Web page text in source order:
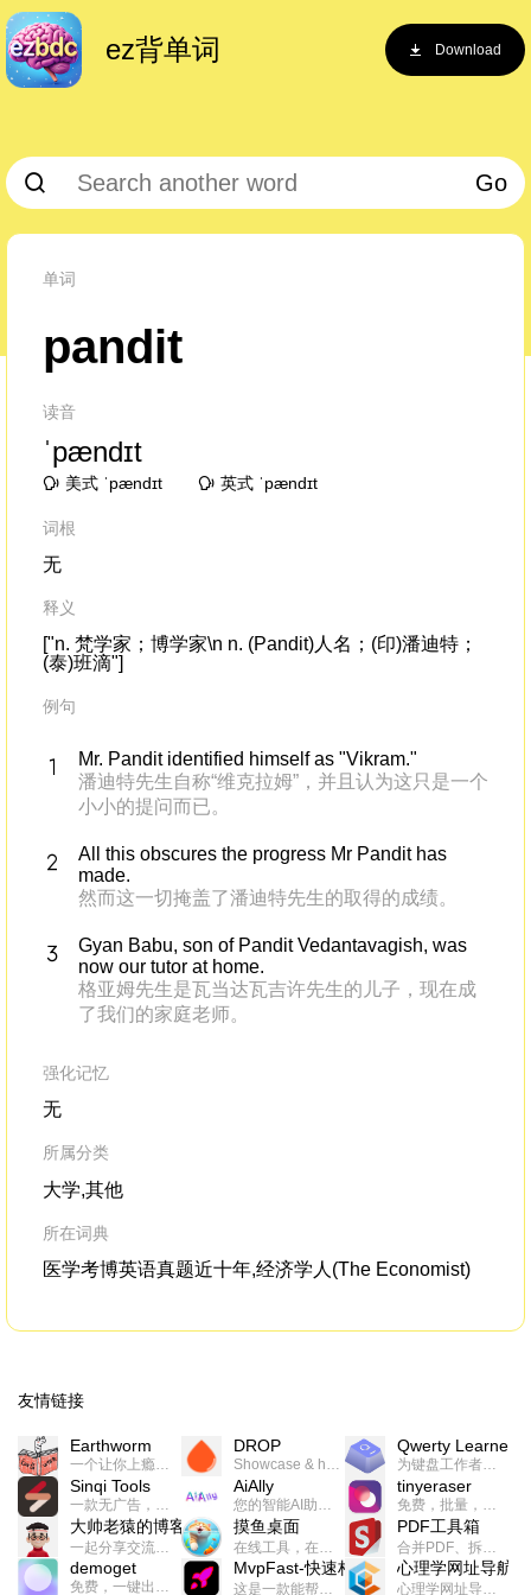
ez背单词 Download
Go
单词
pandit
读音
ˈpændɪt
美式 ˈpændɪt 英式 ˈpændɪt
词根
无
释义
["n. 梵学家；博学家\n n. (Pandit)人名；(印)潘迪特；
(泰)班滴"]
例句
Mr. Pandit identified himself as "Vikram."
潘迪特先生自称“维克拉姆”，并且认为这只是一个
小小的提问而已。
All this obscures the progress Mr Pandit has
made.
然而这一切掩盖了潘迪特先生的取得的成绩。
Gyan Babu, son of Pandit Vedantavagish, was
now our tutor at home.
格亚姆先生是瓦当达瓦吉许先生的儿子，现在成
了我们的家庭老师。
强化记忆
无
所属分类
大学,其他
所在词典
医学考博英语真题近十年,经济学人(The Economist)
友情链接
Earthworm
一个让你上瘾的英语学习工具，使用 连词成句 、 i + 1 、 以终为始等学习理论来帮助你习得英语，通过不断的重复形成肌肉记忆，最重要的是 游戏化 的形式让学习英语从此不再痛苦
DROP
Showcase & host your work in extraordinary ways.不限速文件分享，托管，建站平台
Qwerty Learner
为键盘工作者设计的单词与肌肉记忆锻炼软件
Sinqi Tools
一款无广告，界面清爽的神奇在线小工具集合，范围包括但不限于：开发，设计，日常生活等
AiAlly
您的智能AI助手解决方案。提供24/7全天候的高效虚拟员工服务，助力个人和组织提升生产力、激发创新潜能。
tinyeraser
免费，批量，快速，一键换背景的桌面软件
大帅老猿的博客
一起分享交流生活学习，出海赚钱，编程技术，远程工作，优秀产品等相关话题。希望大家都能有所收获。
摸鱼桌面
在线工具，在线游戏，电影，小说各种有趣的资源这里都有
PDF工具箱
合并PDF、拆分PDF、旋转PDF、裁剪PDF、转换PDF、加密PDF、解密PDF、PDF加水印等多种PDF处理功能
demoget
免费，一键出成片的录屏Demo软件。支持4K导出，立即下载使用。
MvpFast-快速构建网站应用
这是一款能帮助你快速构建个人网站的应用，使用最新的前端技术栈，集成登录、鉴权、手机、邮箱、数据库、博客、文章、支付等等网站所需要的功能，你只需要花几个小时开发你的核心功能就可以上线，一次购买，永久拥有
心理学网址导航
心理学网址导航(psyhhub.org),着力打造国内心理学资源平台，是一个心理学网址资源大全，提供心理学学习,心理学考研,英语自学,计算机自学等众多学习内容。